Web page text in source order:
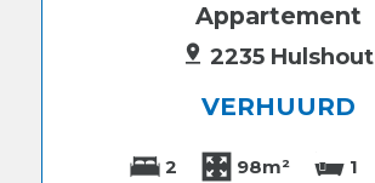
Appartement
2235 Hulshout
VERHUURD
2 98m² 1